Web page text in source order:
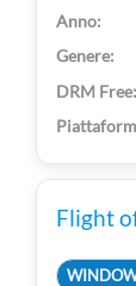
Flight